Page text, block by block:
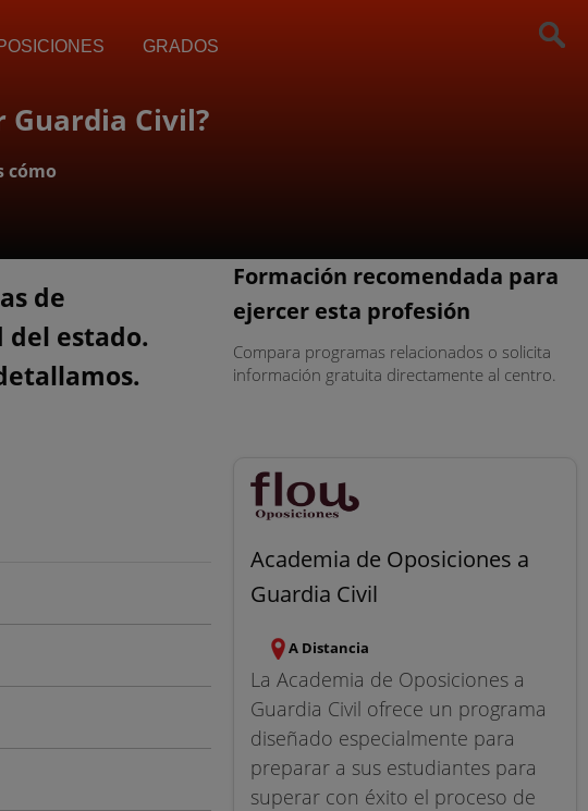
GRADOS
Guardia Civil?
cómo
de
del estado.
Formación recomendada para
ejercer esta profesión
Compara programas relacionados o solicita
información gratuita directamente al centro.
Academia de Oposiciones a
Guardia Civil
A Distancia
La Academia de Oposiciones a
Guardia Civil ofrece un programa
diseñado especialmente para
preparar a sus estudiantes para
superar con éxito el proceso de